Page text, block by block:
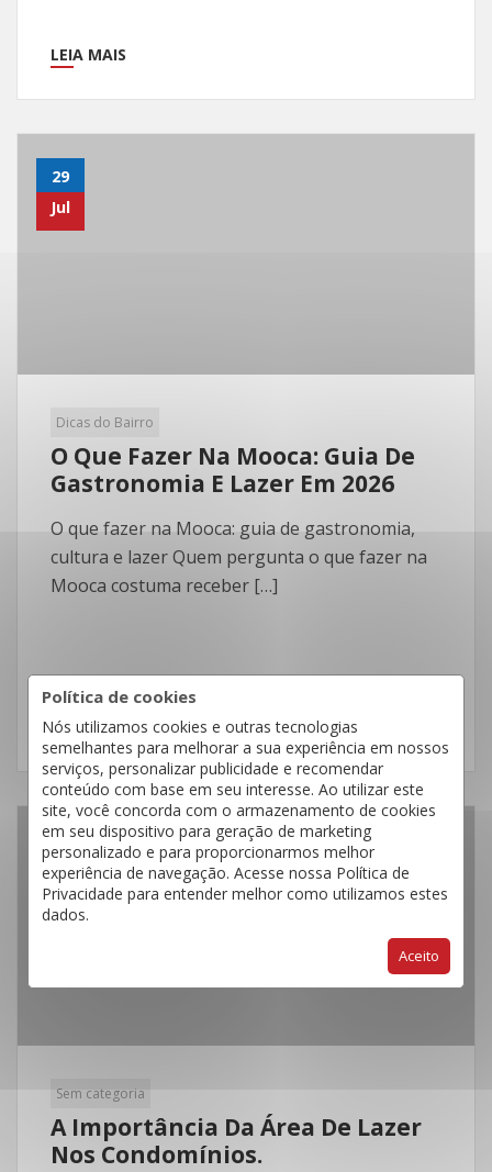
Política de cookies
Nós utilizamos cookies e outras tecnologias
semelhantes para melhorar a sua experiência em nossos
serviços, personalizar publicidade e recomendar
conteúdo com base em seu interesse. Ao utilizar este
site, você concorda com o armazenamento de cookies
em seu dispositivo para geração de marketing
personalizado e para proporcionarmos melhor
experiência de navegação. Acesse nossa Política de
Privacidade para entender melhor como utilizamos estes
dados.
Aceito
LEIA MAIS
29
Jul
Dicas do Bairro
O Que Fazer Na Mooca: Guia De
Gastronomia E Lazer Em 2026
O que fazer na Mooca: guia de gastronomia,
cultura e lazer Quem pergunta o que fazer na
Mooca costuma receber […]
LEIA MAIS
18
Jul
Sem categoria
A Importância Da Área De Lazer
Nos Condomínios.